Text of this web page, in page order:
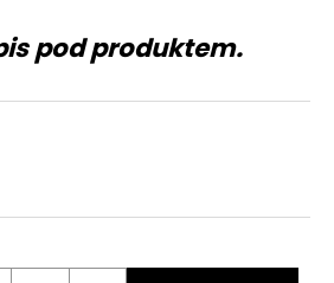
pod produktem.